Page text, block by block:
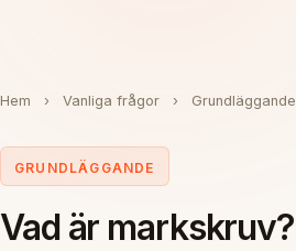
Hem › Vanliga frågor › Grundläggande
GRUNDLÄGGANDE
Vad är markskruv?